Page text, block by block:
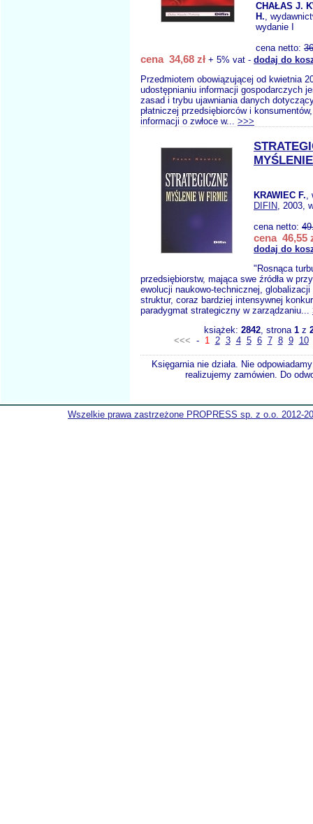
CHAŁAS J.
H.,
wydanie I
cena netto:
cena 34,68 zł + 5% vat - dodaj do
Przedmiotem obowiązującej od kwietnia
udostępnianiu informacji gospodarczych
zasad i trybu ujawniania danych
płatniczej przedsiębiorców i
informacji o zwłoce w... >>>
KRAWIEC F.,
DIFIN, 2003,
cena netto:
cena 46,55
dodaj do
"Rosnąca
przedsiębiorstw, mająca swe źródła w
ewolucji naukowo-technicznej, globalizacji
struktur, coraz bardziej intensywnej
paradygmat strategiczny w zarządzaniu...
książek: 2842, strona 1z
<<< - 1 2 3 4 5 6 7 8 9 10
Księgarnia nie działa. Nie
realizujemy zamówien. Do
Wszelkie prawa zastrzeżone PROPRESS sp. z o.o. 2012-